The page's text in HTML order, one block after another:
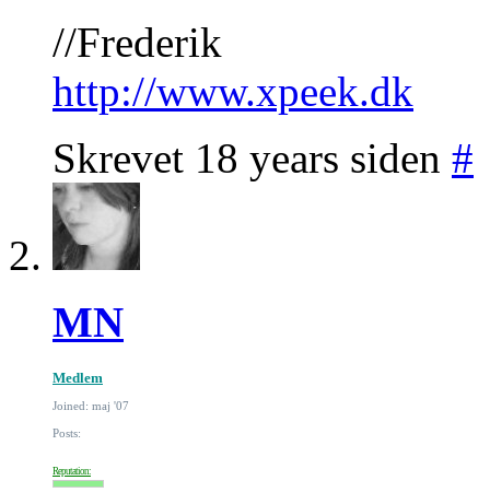
//Frederik
http://www.xpeek.dk
Skrevet 18 years siden #
MN
Medlem
Joined: maj '07
Posts:
Reputation: